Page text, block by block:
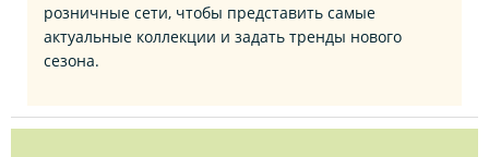
розничные сети, чтобы представить самые
актуальные коллекции и задать тренды нового
сезона.